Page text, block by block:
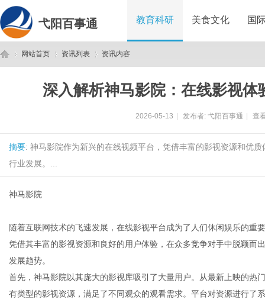
弋阳百事通 教育科研 美食文化 国
网站首页 资讯列表 资讯内容
深入解析神马影院：在线影视
2026-05-13 发布者: 弋阳百事通 查
摘要: 神马影院作为新兴的在线视频平台，凭借丰富的影视资源和优
行业发展。...
神马影院
随着互联网技术的飞速发展，在线影视平台成为了人们休闲娱乐的重
凭借其丰富的影视资源和良好的用户体验，在众多竞争对手中脱颖而
发展趋势。
首先，神马影院以其庞大的影视库吸引了大量用户。从最新上映的热
有类型的影视资源，满足了不同观众的观看需求。平台对资源进行了